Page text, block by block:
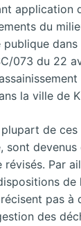
application
du
publique
073 du 22
la ville de
de
sont devenus
révisés. Par
de
pas à
des